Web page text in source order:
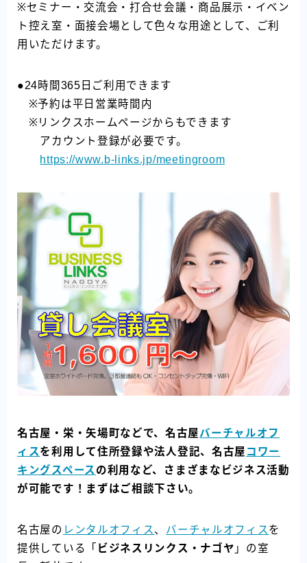
※セミナー・交流会・打合せ会議・商品展示・イベン
ト控え室・面接会場として色々な用途として、ご利
用いただけます。
●24時間365日ご利用できます
※予約は平日営業時間内
※リンクスホームページからもできます
アカウント登録が必要です。
https://www.b-links.jp/meetingroom
名古屋・栄・矢場町などで、名古屋バーチャルオフ
ィスを利用して住所登録や法人登記、名古屋 コワー
キングスペース の利用など、さまざまなビジネス活動
が可能です！まずはご相談下さい。
名古屋の レンタルオフィス 、 バーチャルオフィス を
提供している「 ビジネスリンクス・ナゴヤ 」の室